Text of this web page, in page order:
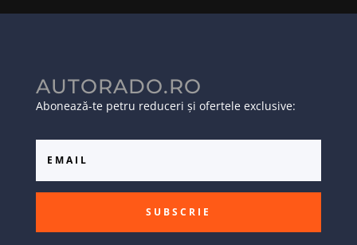
AUTORADO.RO
Abonează-te petru reduceri și ofertele exclusive:
SUBSCRIE